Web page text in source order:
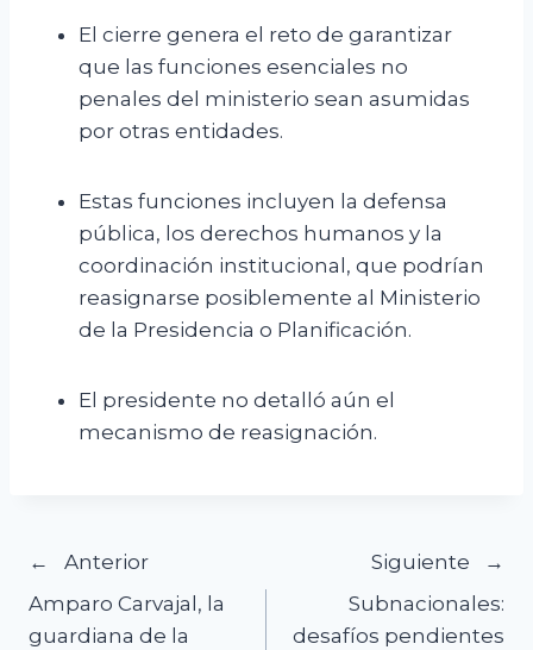
El cierre genera el reto de garantizar
que las funciones esenciales no
penales del ministerio sean asumidas
por otras entidades.
Estas funciones incluyen la defensa
pública, los derechos humanos y la
coordinación institucional, que podrían
reasignarse posiblemente al Ministerio
de la Presidencia o Planificación.
El presidente no detalló aún el
mecanismo de reasignación.
Navegación
de
Anterior
Amparo Carvajal, la
guardiana de la
Siguiente
Subnacionales:
desafíos pendientes